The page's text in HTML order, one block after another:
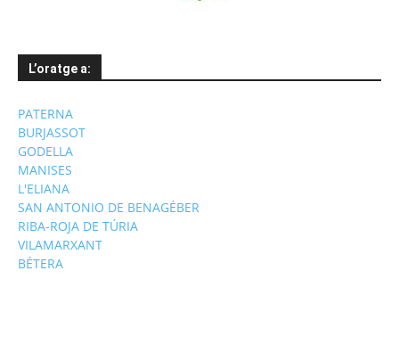
L’oratge a:
PATERNA
BURJASSOT
GODELLA
MANISES
L'ELIANA
SAN ANTONIO DE BENAGÉBER
RIBA-ROJA DE TÚRIA
VILAMARXANT
BÉTERA